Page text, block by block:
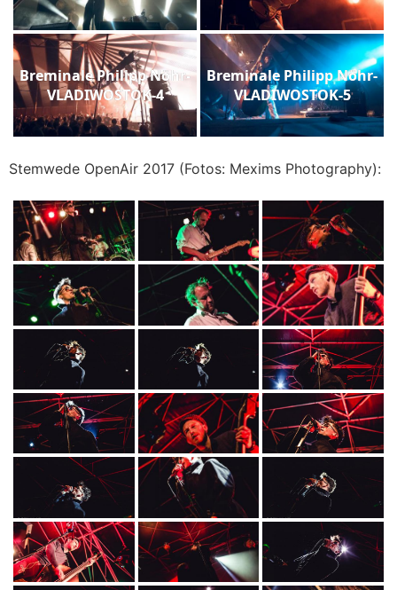
Breminale Philipp Nöhr-
VLADIWOSTOK-4
Breminale Philipp Nöhr-
VLADIWOSTOK-5
Stemwede OpenAir 2017 (Fotos: Mexims Photography):